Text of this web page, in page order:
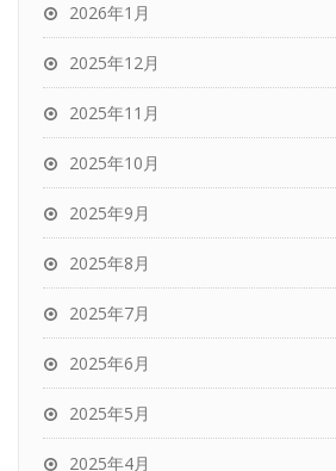
2026年1月
2025年12月
2025年11月
2025年10月
2025年9月
2025年8月
2025年7月
2025年6月
2025年5月
2025年4月